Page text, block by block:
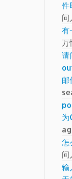
件
有
万
请
邮
为
怎
输